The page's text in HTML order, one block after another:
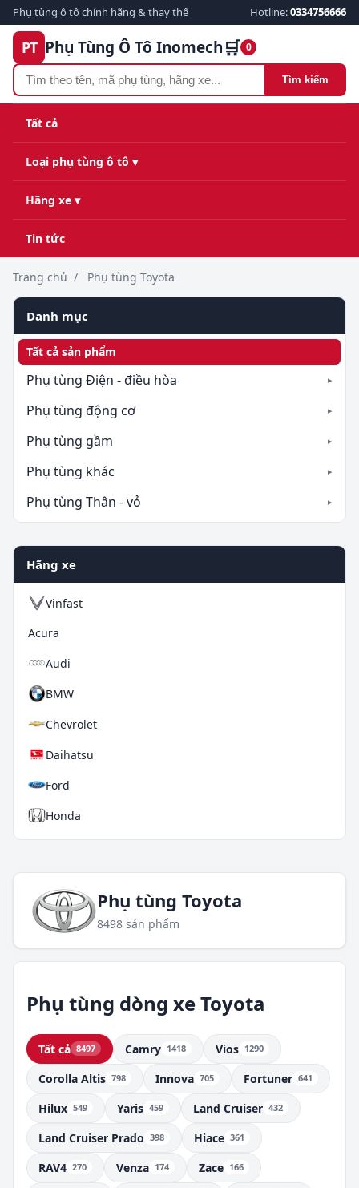
Phụ tùng ô tô chính hãng & thay thế Hotline:0334756666
PT Phụ Tùng Ô Tô Inomech
Tìm kiếm
🛒 0
Tất cả
Loại phụ tùng ô tô ▾
Hãng xe ▾
Tin tức
Trang chủ / Phụ tùng Toyota
Danh mục
Tất cả sản phẩm
Phụ tùng Điện - điều hòa
Phụ tùng động cơ
Phụ tùng gầm
Phụ tùng khác
Phụ tùng Thân - vỏ
Hãng xe
Vinfast
Acura
Audi
BMW
Chevrolet
Daihatsu
Ford
Honda
Isuzu
Kia
Land Rover
Daewoo
Mazda
Mercedes-Benz
Peugeot
Phụ tùng Toyota
8498 sản phẩm
Phụ tùng dòng xe Toyota
Tất cả 8497 Camry 1418 Vios 1290
Corolla Altis 798 Innova 705 Fortuner 641
Hilux 549 Yaris 459 Land Cruiser 432
Land Cruiser Prado 398 Hiace 361
RAV4 270 Venza 174 Zace 166